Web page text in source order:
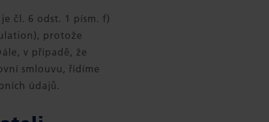
čl. 6 odst. 1 písm. f)
protože
v případě, že
smlouvu, řídíme
údajů.